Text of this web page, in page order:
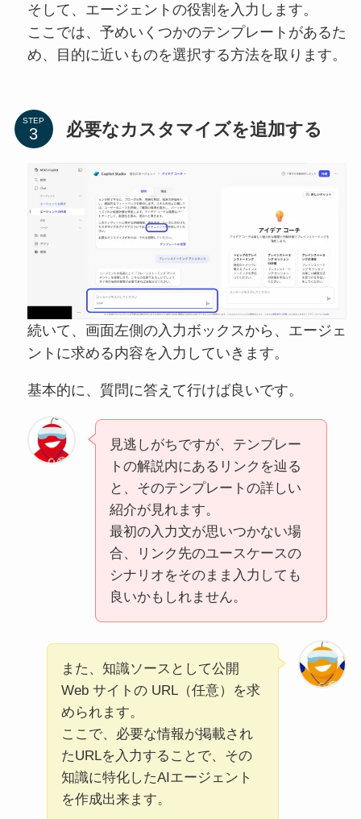
そして、エージェントの役割を入力します。
ここでは、予めいくつかのテンプレートがあるた
め、目的に近いものを選択する方法を取ります。
STEP 必要なカスタマイズを追加する
続いて、画面左側の入力ボックスから、エージェ
ントに求める内容を入力していきます。
基本的に、質問に答えて行けば良いです。
見逃しがちですが、テンプレー
トの解説内にあるリンクを辿る
と、そのテンプレートの詳しい
紹介が見れます。
最初の入力文が思いつかない場
合、リンク先のユースケースの
シナリオをそのまま入力しても
良いかもしれません。
また、知識ソースとして公開
Web サイトの URL（任意）を求
められます。
ここで、必要な情報が掲載され
たURLを入力することで、その
知識に特化したAIエージェント
を作成出来ます。